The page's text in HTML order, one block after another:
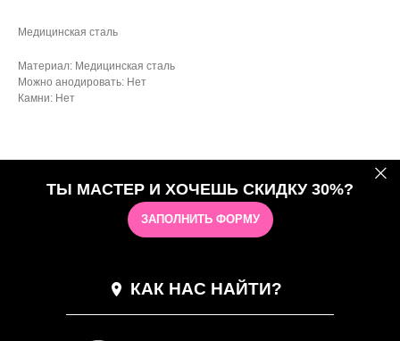
Медицинская сталь
Материал: Медицинская сталь
Можно анодировать: Нет
Камни: Нет
ТЫ МАСТЕР И ХОЧЕШЬ СКИДКУ 30%?
ЗАПОЛНИТЬ ФОРМУ
КАК НАС НАЙТИ?